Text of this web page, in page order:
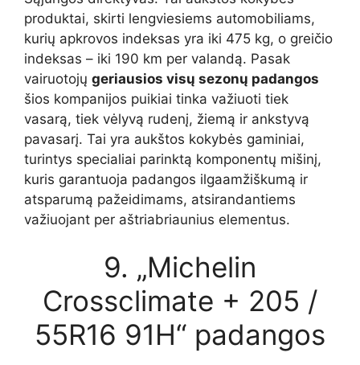
produktai, skirti lengviesiems automobiliams,
kurių apkrovos indeksas yra iki 475 kg, o greičio
indeksas – iki 190 km per valandą. Pasak
vairuotojų geriausios visų sezonų padangos
šios kompanijos puikiai tinka važiuoti tiek
vasarą, tiek vėlyvą rudenį, žiemą ir ankstyvą
pavasarį. Tai yra aukštos kokybės gaminiai,
turintys specialiai parinktą komponentų mišinį,
kuris garantuoja padangos ilgaamžiškumą ir
atsparumą pažeidimams, atsirandantiems
važiuojant per aštriabriaunius elementus.
9. „Michelin
Crossclimate + 205 /
55R16 91H“ padangos